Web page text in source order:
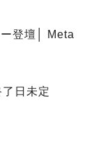
登壇│ Meta
日未定